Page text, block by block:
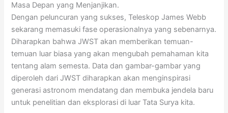
Masa Depan yang Menjanjikan.
Dengan peluncuran yang sukses, Teleskop James Webb
sekarang memasuki fase operasionalnya yang sebenarnya.
Diharapkan bahwa JWST akan memberikan temuan-
temuan luar biasa yang akan mengubah pemahaman kita
tentang alam semesta. Data dan gambar-gambar yang
diperoleh dari JWST diharapkan akan menginspirasi
generasi astronom mendatang dan membuka jendela baru
untuk penelitian dan eksplorasi di luar Tata Surya kita.